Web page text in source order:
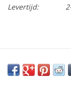
Levertijd: